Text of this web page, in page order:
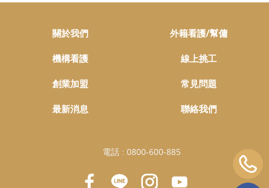
關於我們 外籍看護/幫傭
機構看護 線上挑工
創業加盟 常見問題
最新消息 聯絡我們
電話 : 0800-600-885